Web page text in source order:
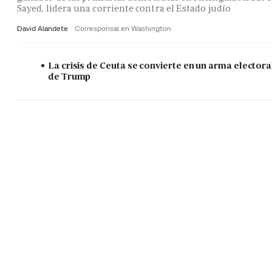
Sayed, lidera una corriente contra el Estado judío
David Alandete Corresponsal en Washington
La crisis de Ceuta se convierte en un arma
de Trump